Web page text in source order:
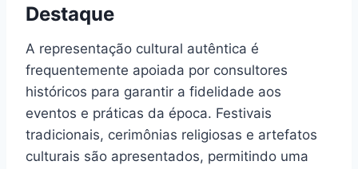
Destaque
A representação cultural autêntica é
frequentemente apoiada por consultores
históricos para garantir a fidelidade aos
eventos e práticas da época. Festivais
tradicionais, cerimônias religiosas e artefatos
culturais são apresentados, permitindo uma